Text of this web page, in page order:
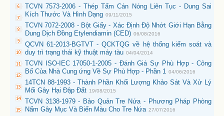
TCVN 7573-2006 - Thép Tấm Cán Nóng Liên Tục - Dung Sai
Kích Thước Và Hình Dạng 09/11/2015
TCVN 7072-2008 - Bột Giấy - Xác Định Độ Nhớt Giới Hạn Bằng
Dung Dịch Đồng Etylendiamin (CED) 06/08/2016
QCVN 61-2013-BGTVT - QCKTQG về hệ thống kiểm soát và
duy trì trạng thái kỹ thuật máy tàu 04/04/2014
TCVN ISO-IEC 17050-1-2005 - Đánh Giá Sự Phù Hợp - Công
Bố Của Nhà Cung ứng Về Sự Phù Hợp - Phần 1 04/06/2016
14TCN 88-1993 - Thành Phần Khối Lượng Khảo Sát Và Xử Lý
Mối Gây Hại Đập Đất 19/08/2015
TCVN 3138-1979 - Bảo Quản Tre Nứa - Phương Pháp Phòng
Nấm Gây Mục Và Biến Màu Cho Tre Nứa 27/07/2016